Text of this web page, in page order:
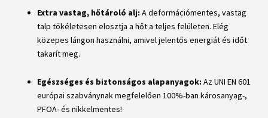
Extra vastag, hőtároló alj: A deformációmentes, vastag
talp tökéletesen elosztja a hőt a teljes felületen. Elég
közepes lángon használni, amivel jelentős energiát és időt
takarít meg.
Egészséges és biztonságos alapanyagok: Az UNI EN 601
európai szabványnak megfelelően 100%-ban károsanyag-,
PFOA- és nikkelmentes!